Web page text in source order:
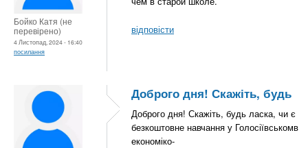
Бойко Катя (не
перевірено)
4 Листопад, 2024 - 16:40
посилання
відповісти
Доброго дня! Скажіть, будь
Доброго дня! Скажіть, будь ласка, чи є
безкоштовне навчання у Голосіївськомв
економіко-